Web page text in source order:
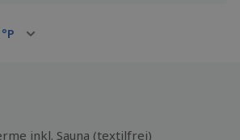
°P
inkl. Sauna (textilfrei)